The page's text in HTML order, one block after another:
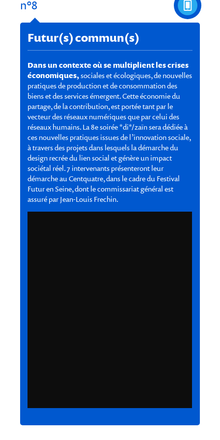
n°8
Futur(s) commun(s)
Dans un contexte où se multiplient les crises
économiques,sociales et écologiques, de nouvelles
pratiques de production et de consommation des
biens et des services émergent. Cette économie du
partage, de la contribution, est portée tant par le
vecteur des réseaux numériques que par celui des
réseaux humains. La 8e soirée *di*/zaïn sera dédiée à
ces nouvelles pratiques issues de l’innovation sociale,
à travers des projets dans lesquels la démarche du
design recrée du lien social et génère un impact
sociétal réel. 7 intervenants présenteront leur
démarche au Centquatre, dans le cadre du Festival
Futur en Seine, dont le commissariat général est
assuré par Jean-Louis Frechin.